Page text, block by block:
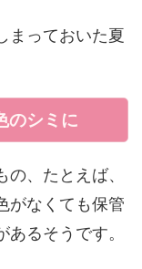
まっておいた夏
のシミに
、たとえば、
がなくても保管
るそうです。